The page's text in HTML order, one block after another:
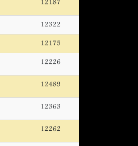
12187
12322
12175
12226
12489
12363
12262